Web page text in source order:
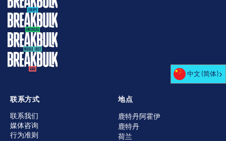
地点
鹿特丹阿霍伊
鹿特丹
荷兰
联系方式
联系我们
媒体咨询
行为准则
中文 (简体)